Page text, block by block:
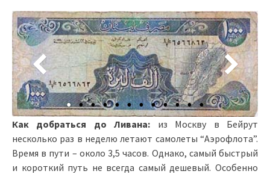
Как добраться до Ливана: из Москву в Бейрут
несколько раз в неделю летают самолеты “Аэрофлота”.
Время в пути – около 3,5 часов. Однако, самый быстрый
и короткий путь не всегда самый дешевый. Особенно